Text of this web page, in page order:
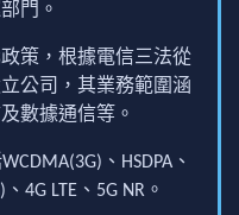
門。
策，根據電信三法從
公司，其業務範圍涵
數據通信等。
、HSDPA、
、4G LTE、5G NR。